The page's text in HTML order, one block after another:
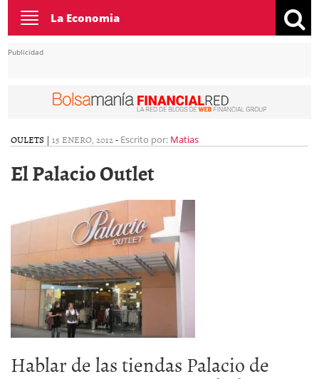
Toggle
navigation
La Economia
Publicidad
OULETS | 15 ENERO, 2012- Escrito por: Matias
El Palacio Outlet
Hablar de las tiendas Palacio de